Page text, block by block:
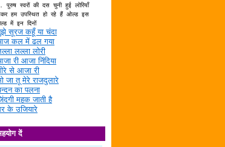
पुरुष स्वरों की दस चुनी हुई लोरियाँ
हम उपस्थित हो रहे हैं ओल्ड इस
में इन दिनों
सूरज कहूँ या चंदा
कल में ढल गया
लल्ला लोरी
री आजा निंदिया
से आजा री
जा तू मेरे राजदुलारे
का पलना
महक जाती है
के उजियारे
दें